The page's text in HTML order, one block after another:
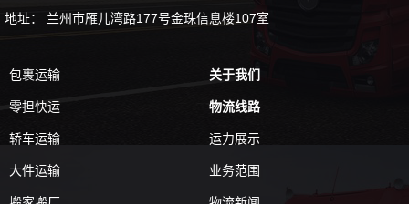
地址： 兰州市雁儿湾路177号金珠信息楼107室
包裹运输
零担快运
轿车运输
大件运输
关于我们
物流线路
运力展示
业务范围